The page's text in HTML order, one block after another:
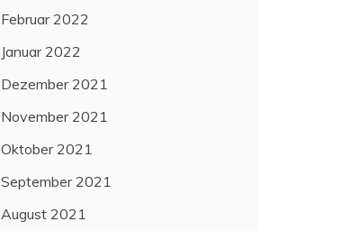
Februar 2022
Januar 2022
Dezember 2021
November 2021
Oktober 2021
September 2021
August 2021